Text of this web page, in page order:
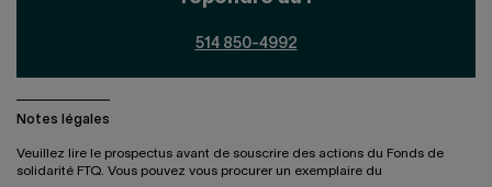
514 850-4992
Notes légales
Veuillez lire le prospectus avant de souscrire des actions du Fonds de
solidarité FTQ. Vous pouvez vous procurer un exemplaire du